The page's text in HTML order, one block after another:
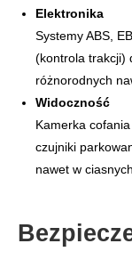
Elektronika
Systemy ABS,
(kontrola trakcji)
różnorodnych
Widoczność
Kamerka
czujniki
nawet w